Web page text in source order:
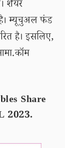
शेयर
है। म्यूचुअल फंड
है। इसलिए,
Share
2023.